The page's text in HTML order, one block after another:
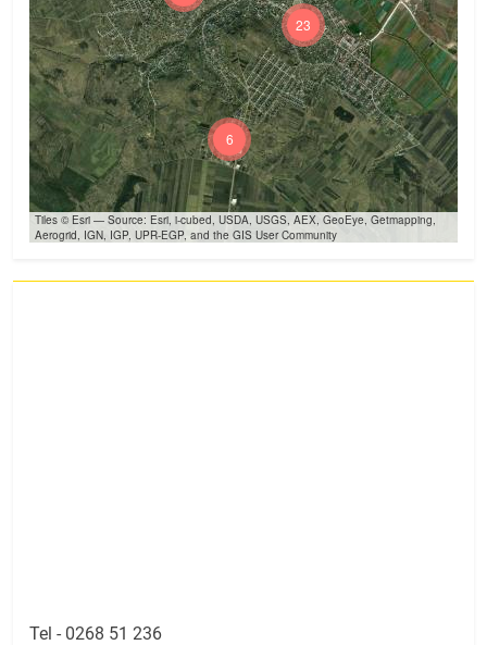
23
6
Tiles © Esri — Source: Esri, i-cubed, USDA, USGS, AEX, GeoEye, Getmapping,
Aerogrid, IGN, IGP, UPR-EGP, and the GIS User Community
Tel - 0268 51 236